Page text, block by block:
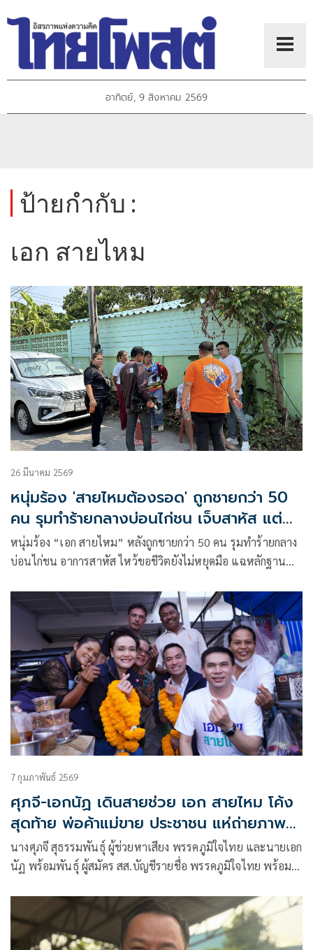
อาทิตย์, 9 สิงหาคม 2569
ป้ายกำกับ :
เอก สายไหม
26 มีนาคม 2569
หนุ่มร้อง 'สายไหมต้องรอด' ถูกชายกว่า 50
คน รุมทำร้ายกลางบ่อนไก่ชน เจ็บสาหัส แต่คดี
ไม่คืบ
หนุ่มร้อง “เอก สายไหม” หลังถูกชายกว่า 50 คน รุมทำร้ายกลาง
บ่อนไก่ชน อาการสาหัส ไหว้ขอชีวิตยังไม่หยุดมือ แฉหลักฐาน
สุด พร้อมประสานหน่วยงานตำรวจเร่งตรวจสอบบ่อนผิด
กฎหมาย
7 กุมภาพันธ์ 2569
ศุภจี-เอกนัฏ เดินสายช่วย เอก สายไหม โค้ง
สุดท้าย พ่อค้าแม่ขาย ประชาชน แห่ถ่ายภาพ
เซลฟี่
นางศุภจี สุธรรมพันธุ์ ผู้ช่วยหาเสียง พรรคภูมิใจไทย และนายเอก
นัฏ พร้อมพันธุ์ ผู้สมัคร สส.บัญชีรายชื่อ พรรคภูมิใจไทย พร้อม
ประชาชนที่ตลาดเช้าชุมชนวัดเกาะ ในช่วงเช้า โดยมีพ่อค้า
แม่ค้า และประชาชน ทักทายและร่วมถ่ายภาพ เซลฟี่ ตลอดทาง